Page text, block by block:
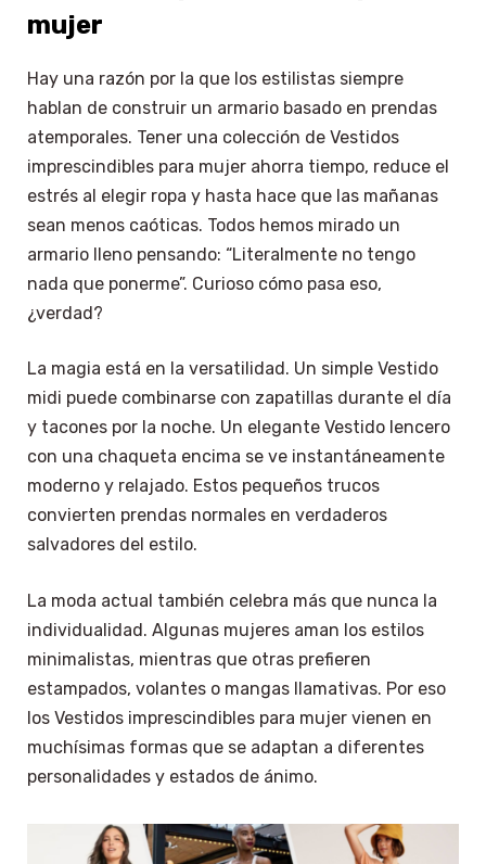
mujer
Hay una razón por la que los estilistas siempre
hablan de construir un armario basado en prendas
atemporales. Tener una colección de Vestidos
imprescindibles para mujer ahorra tiempo, reduce el
estrés al elegir ropa y hasta hace que las mañanas
sean menos caóticas. Todos hemos mirado un
armario lleno pensando: “Literalmente no tengo
nada que ponerme”. Curioso cómo pasa eso,
¿verdad?
La magia está en la versatilidad. Un simple Vestido
midi puede combinarse con zapatillas durante el día
y tacones por la noche. Un elegante Vestido lencero
con una chaqueta encima se ve instantáneamente
moderno y relajado. Estos pequeños trucos
convierten prendas normales en verdaderos
salvadores del estilo.
La moda actual también celebra más que nunca la
individualidad. Algunas mujeres aman los estilos
minimalistas, mientras que otras prefieren
estampados, volantes o mangas llamativas. Por eso
los Vestidos imprescindibles para mujer vienen en
muchísimas formas que se adaptan a diferentes
personalidades y estados de ánimo.